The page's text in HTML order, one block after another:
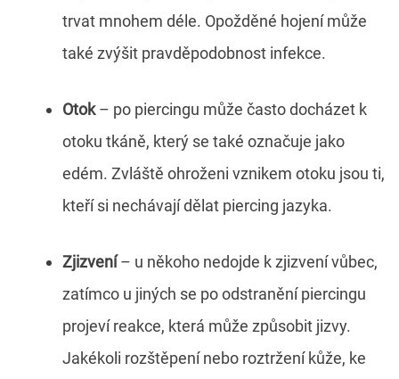
trvat mnohem déle. Opožděné hojení může
také zvýšit pravděpodobnost infekce.
Otok– po piercingu může často docházet k
otoku tkáně, který se také označuje jako
edém. Zvláště ohroženi vznikem otoku jsou ti,
kteří si nechávají dělat piercing jazyka.
Zjizvení– u někoho nedojde k zjizvení vůbec,
zatímco u jiných se po odstranění piercingu
projeví reakce, která může způsobit jizvy.
Jakékoli rozštěpení nebo roztržení kůže, ke